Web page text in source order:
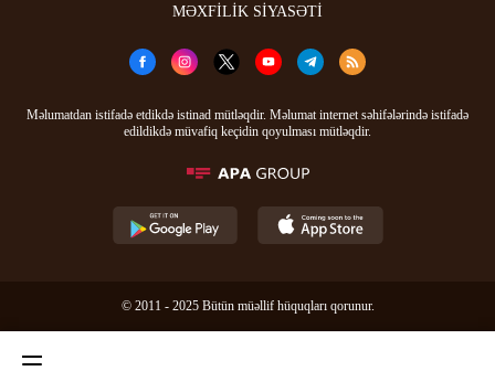
MƏXFİLİK SİYASƏTİ
Məlumatdan istifadə etdikdə istinad mütləqdir. Məlumat internet səhifələrində istifadə
edildikdə müvafiq keçidin qoyulması mütləqdir.
© 2011 - 2025 Bütün müəllif hüquqları qorunur.